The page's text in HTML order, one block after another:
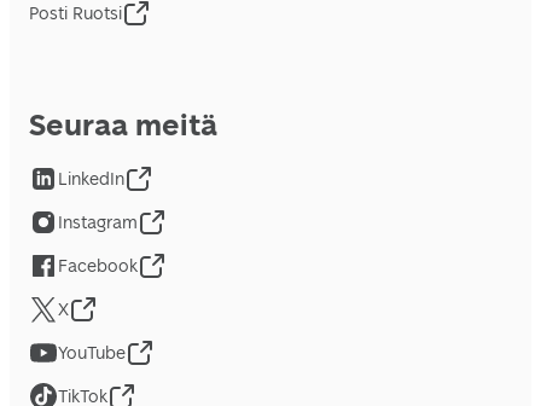
Posti Ruotsi
Seuraa meitä
LinkedIn
Instagram
Facebook
X
YouTube
TikTok